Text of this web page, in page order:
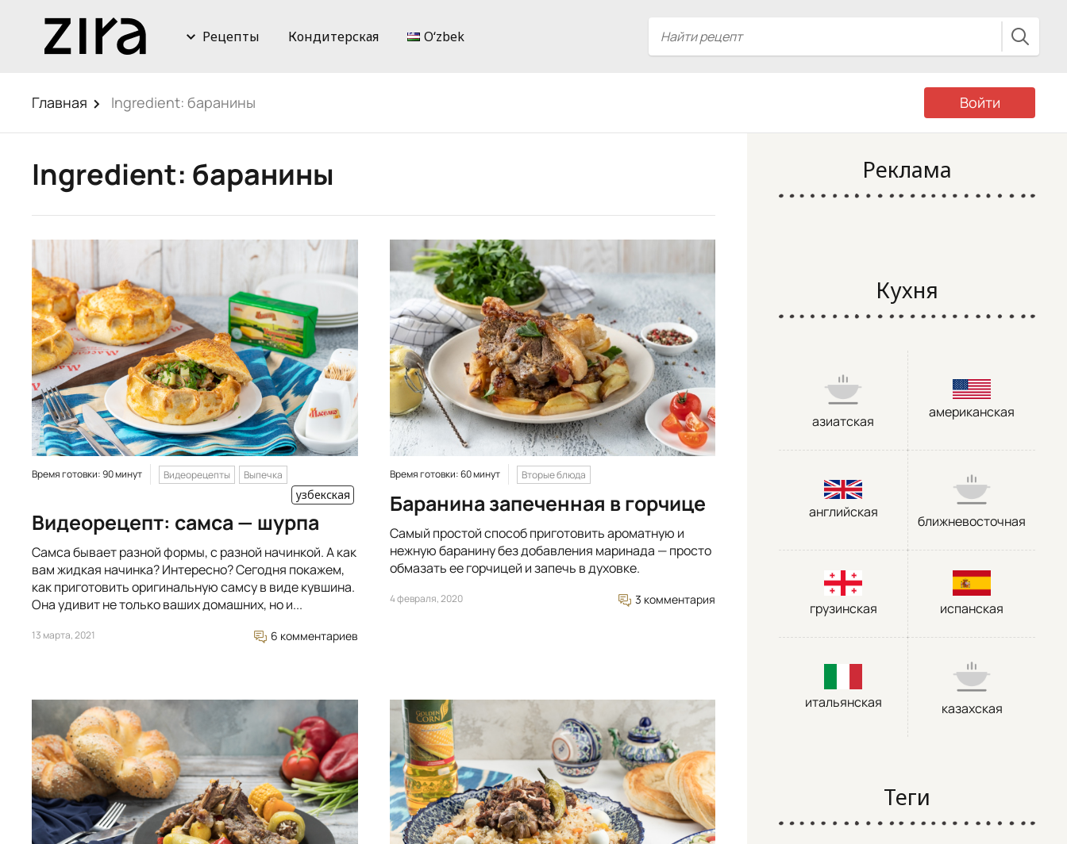
Рецепты Кондитерская Oʻzbek
Главная Ingredient: баранины Войти
Ingredient: баранины
Время готовки: 90 минут Видеорецепты Выпечка
узбекская
Видеорецепт: самса — шурпа
Самса бывает разной формы, с разной начинкой. А как
вам жидкая начинка? Интересно? Сегодня покажем,
как приготовить оригинальную самсу в виде кувшина.
Она удивит не только ваших домашних, но и...
13 марта, 2021 6 комментариев
Время готовки: 60 минут Вторые блюда
Баранина запеченная в горчице
Самый простой способ приготовить ароматную и
нежную баранину без добавления маринада — просто
обмазать ее горчицей и запечь в духовке.
4 февраля, 2020 3 комментария
Реклама
Кухня
азиатская
американская
английская
ближневосточная
грузинская испанская
итальянская казахская
Теги